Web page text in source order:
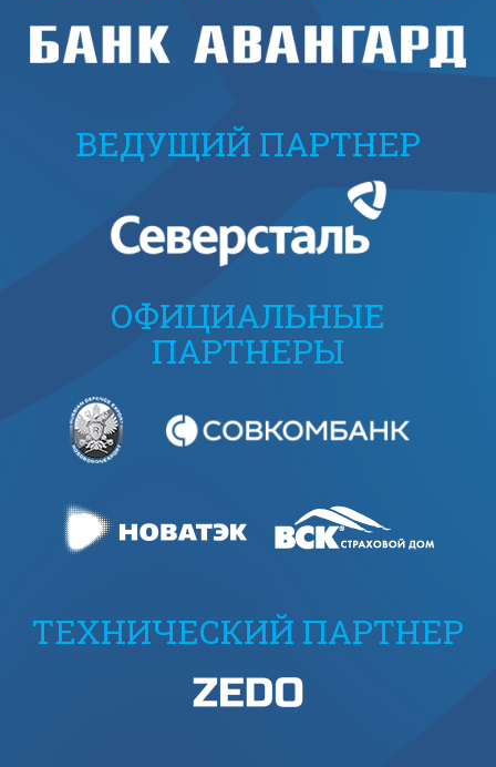
ВЕДУЩИЙ ПАРТНЕР
ОФИЦИАЛЬНЫЕ
ПАРТНЕРЫ
ТЕХНИЧЕСКИЙ ПАРТНЕР